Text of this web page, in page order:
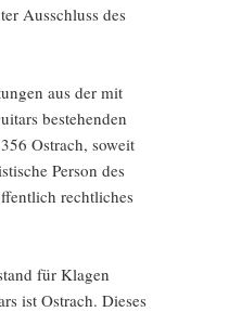
Ausschluss des
aus der mit
bestehenden
Ostrach, soweit
Person des
rechtliches
für Klagen
ist Ostrach. Dieses